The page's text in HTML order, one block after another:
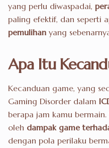
yang perlu diwaspadai,
paling efektif, dan seperti
pemulihan yang
Apa Itu
Kecanduan game, yang
Gaming Disorder dalam
berapa jam kamu
oleh dampak game
dengan pola perilaku